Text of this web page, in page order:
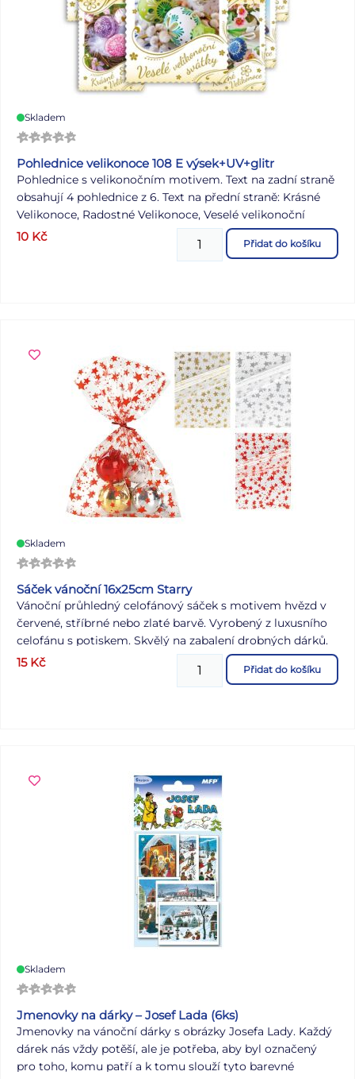
Skladem
Pohlednice velikonoce 108 E výsek+UV+glitr
Pohlednice s velikonočním motivem. Text na zadní straně
obsahují 4 pohlednice z 6. Text na přední straně: Krásné
Velikonoce, Radostné Velikonoce, Veselé velikonoční
svátky Text na zadní straně: Pohlednice 1: V radosti a
harmonii prožité jarní svátky a hodně radosti z prvních
Pohlednice 5, 6 bez textu Text: 4/6 Papír: pohlednicový
karton 240 g Povrchová úprava: UV lak, výsek, glitter
Dodáváme v mixu po 6 ks dle skladové zásoby. Uvedená
cena je za 1 ks.
10 Kč Přidat do košíku
Skladem
Sáček vánoční 16x25cm Starry
Vánoční průhledný celofánový sáček s motivem hvězd v
červené, stříbrné nebo zlaté barvě. Vyrobený z luxusního
celofánu s potiskem. Skvělý na zabalení drobných dárků.
Sáček můžete uzavřít vázací stuhou a tím ho dozdobit.
Motiv: hvězdy Rozměr: 160 x 250 mm Barva:
15 Kč Přidat do košíku
Skladem
Jmenovky na dárky – Josef Lada (6ks)
Jmenovky na vánoční dárky s obrázky Josefa Lady. Každý
dárek nás vždy potěší, ale je potřeba, aby byl označený
pro toho, komu patří a k tomu slouží tyto barevné